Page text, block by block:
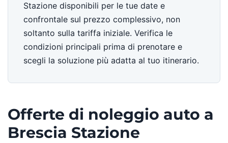
Stazione disponibili per le tue date e
confrontale sul prezzo complessivo, non
soltanto sulla tariffa iniziale. Verifica le
condizioni principali prima di prenotare e
scegli la soluzione più adatta al tuo itinerario.
Offerte di noleggio auto a
Brescia Stazione